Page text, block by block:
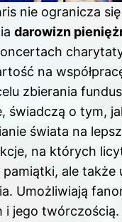
nie ogranicza
darowizn
na
zbierania
świadczą o tym,
świata na
na których
ale także
Umożliwiają
i jego twórczością.